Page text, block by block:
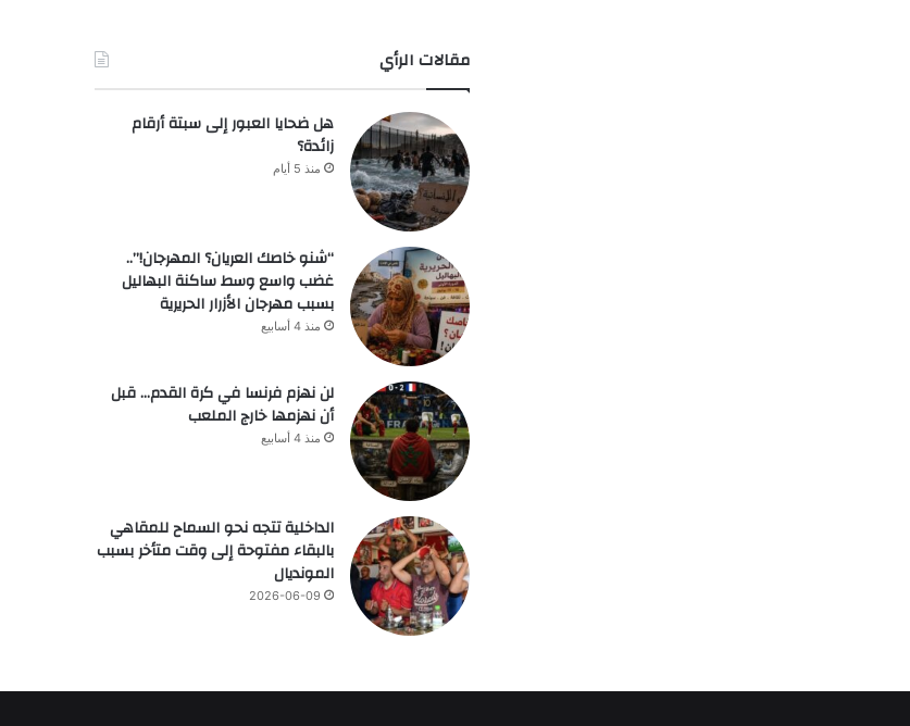
مقالات الرأي
هل ضحايا العبور إلى سبتة أرقام
زائدة؟
منذ 5 أيام
“شنو خاصك العريان؟ المهرجان!”..
غضب واسع وسط ساكنة البهاليل
بسبب مهرجان الأزرار الحريرية
منذ 4 أسابيع
لن نهزم فرنسا في كرة القدم… قبل
أن نهزمها خارج الملعب
منذ 4 أسابيع
الداخلية تتجه نحو السماح للمقاهي
بالبقاء مفتوحة إلى وقت متأخر بسبب
المونديال
2026-06-09